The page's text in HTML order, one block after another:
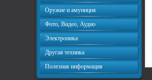
Оружие и амуниция
Фото, Видео, Аудио
Электроника
Другая техника
Полезная информация